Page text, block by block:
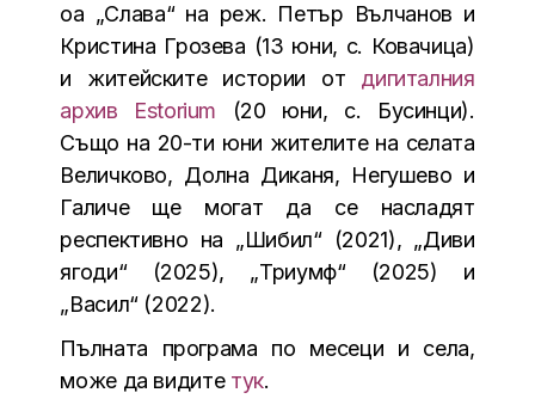
oа „Слава“ на реж. Петър Вълчанов и
Кристина Грозева (13 юни, с. Ковачица)
и житейските истории от дигиталния
архив Estorium (20 юни, с. Бусинци).
Също на 20-ти юни жителите на селата
Величково, Долна Диканя, Негушево и
Галиче ще могат да се насладят
респективно на „Шибил“ (2021), „Диви
ягоди“ (2025), „Триумф“ (2025) и
„Васил“ (2022).
Пълната програма по месеци и села,
може да видите тук.